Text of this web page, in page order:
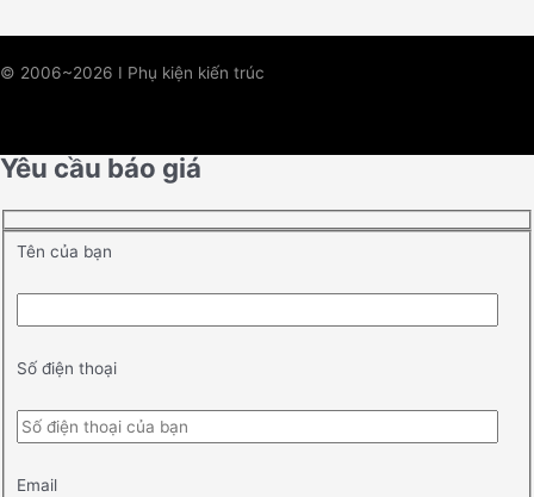
© 2006~2026 I Phụ kiện kiến trúc
Yêu cầu báo giá
Tên của bạn
Số điện thoại
Email